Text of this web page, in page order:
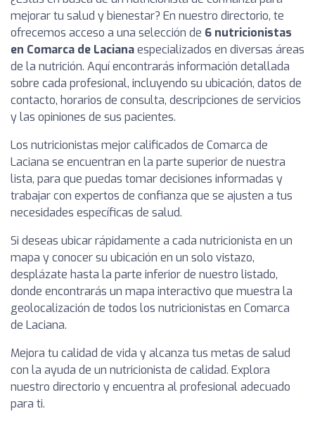
mejorar tu salud y bienestar? En nuestro directorio, te
ofrecemos acceso a una selección de 6 nutricionistas
en Comarca de Lacianaespecializados en diversas áreas
de la nutrición. Aquí encontrarás información detallada
sobre cada profesional, incluyendo su ubicación, datos de
contacto, horarios de consulta, descripciones de servicios
y las opiniones de sus pacientes.
Los nutricionistas mejor calificados de Comarca de
Laciana se encuentran en la parte superior de nuestra
lista, para que puedas tomar decisiones informadas y
trabajar con expertos de confianza que se ajusten a tus
necesidades específicas de salud.
Si deseas ubicar rápidamente a cada nutricionista en un
mapa y conocer su ubicación en un solo vistazo,
desplázate hasta la parte inferior de nuestro listado,
donde encontrarás un mapa interactivo que muestra la
geolocalización de todos los nutricionistas en Comarca
de Laciana.
Mejora tu calidad de vida y alcanza tus metas de salud
con la ayuda de un nutricionista de calidad. Explora
nuestro directorio y encuentra al profesional adecuado
para ti.